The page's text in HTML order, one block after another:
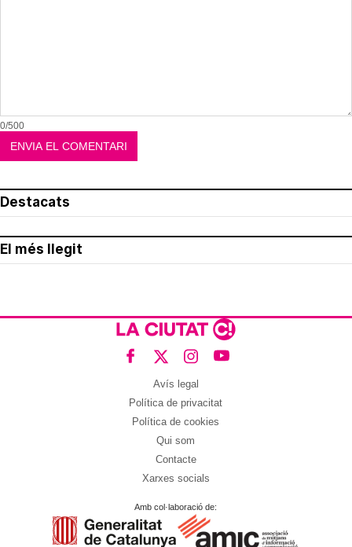
0/500
Destacats
El més llegit
Avís legal
Política de privacitat
Política de cookies
Qui som
Contacte
Xarxes socials
Amb col·laboració de: